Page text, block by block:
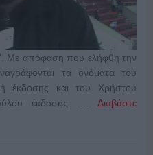
Με απόφαση που ελήφθη την
τα ονόματα του
έκδοσης και του Χρήστου
έκδοσης. …Διαβάστε